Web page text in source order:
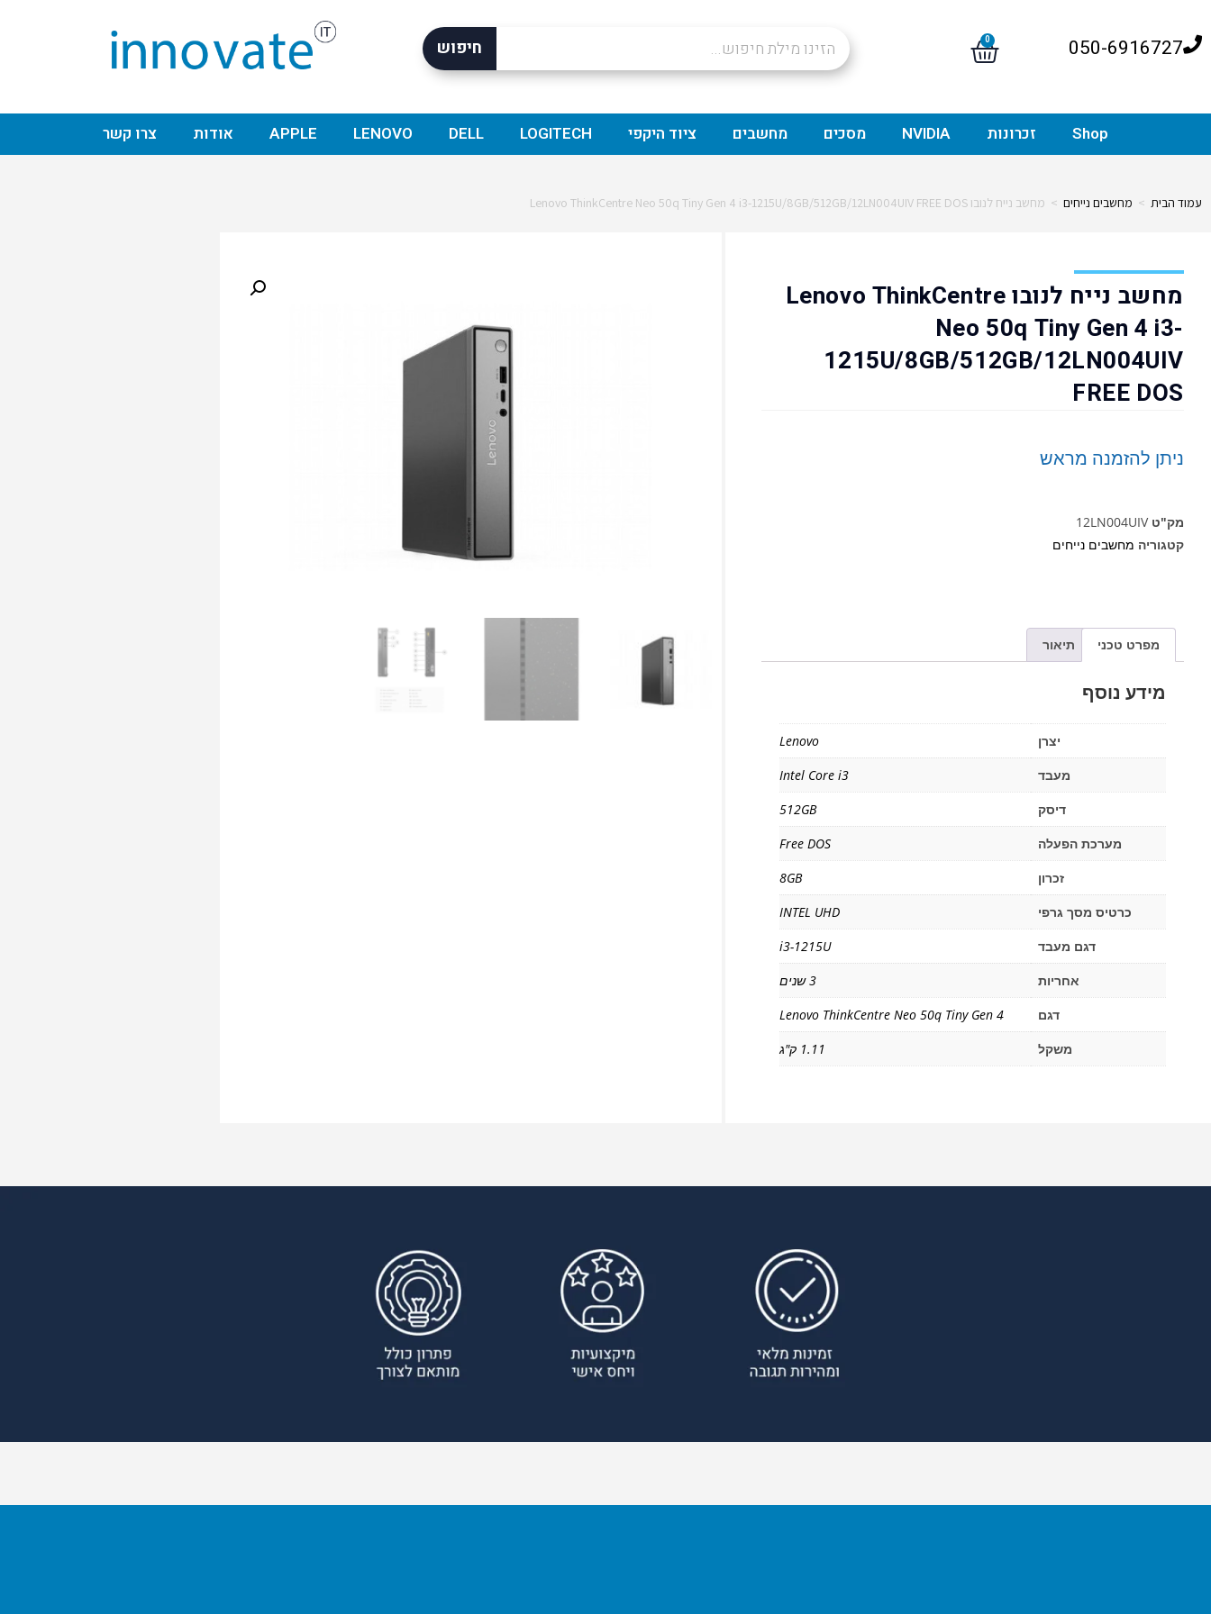
050-6916727
0 חיפוש
Shop זכרונות NVIDIA מסכים מחשבים ציוד היקפי LOGITECH
DELL
LENOVO
APPLE אודות צרו קשר
עמוד הבית > מחשבים נייחים > מחשב נייח לנובו Lenovo ThinkCentre Neo 50q Tiny Gen 4 i3-1215U/8GB/512GB/12LN004UIV FREE DOS
מחשב נייח לנובו Lenovo ThinkCentre
Neo 50q Tiny Gen 4 i3-
1215U/8GB/512GB/12LN004UIV
FREE DOS
ניתן להזמנה מראש
מק"ט12LN004UIV
קטגוריה מחשבים נייחים
מפרט טכני תיאור
מידע נוסף
יצרן
Lenovo
מעבד
Intel Core i3
דיסק
512GB
מערכת הפעלה
Free DOS
זכרון
8GB
כרטיס מסך גרפי
INTEL UHD
דגם מעבד
i3-1215U
אחריות
3 שנים
דגם
Lenovo ThinkCentre Neo 50q Tiny Gen 4
משקל
1.11 ק"ג